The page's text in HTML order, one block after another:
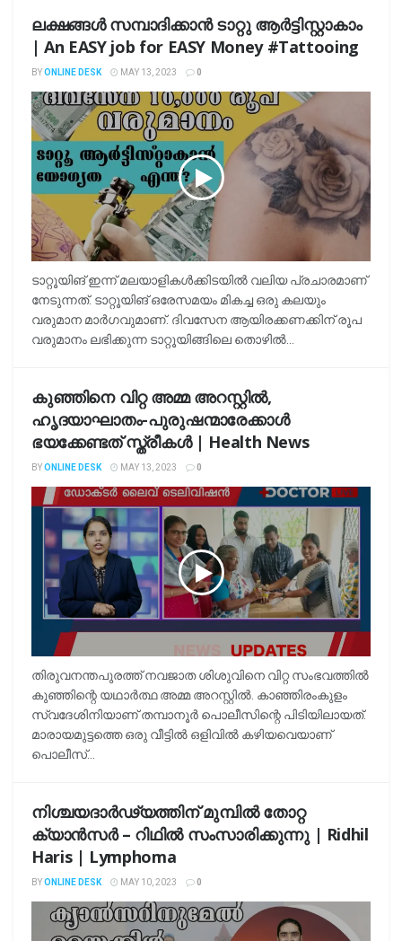
ലക്ഷങ്ങള്‍ സമ്പാദിക്കാന്‍ ടാറ്റു ആര്‍ട്ടിസ്റ്റാകാം
| An EASY job for EASY Money #Tattooing
BYONLINE DESK MAY 13, 2023 0
ടാറ്റൂയിങ് ഇന്ന് മലയാളികള്‍ക്കിടയില്‍ വലിയ പ്രചാരമാണ്
നേടുന്നത്. ടാറ്റൂയിങ് ഒരേസമയം മികച്ച ഒരു കലയും
വരുമാന മാര്‍ഗവുമാണ്. ദിവസേന ആയിരക്കണക്കിന് രൂപ
വരുമാനം ലഭിക്കുന്ന ടാറ്റൂയിങ്ങിലെ തൊഴില്‍...
കുഞ്ഞിനെ വിറ്റ അമ്മ അറസ്റ്റില്‍,
ഹൃദയാഘാതം-പുരുഷന്മാരേക്കാള്‍
ഭയക്കേണ്ടത് സ്ത്രീകള്‍ | Health News
BYONLINE DESK MAY 13, 2023 0
തിരുവനന്തപുരത്ത് നവജാത ശിശുവിനെ വിറ്റ സംഭവത്തില്‍
കുഞ്ഞിന്റെ യഥാര്‍ത്ഥ അമ്മ അറസ്റ്റില്‍. കാഞ്ഞിരംകുളം
സ്വദേശിനിയാണ് തമ്പാനൂര്‍ പൊലീസിന്റെ പിടിയിലായത്.
മാരായമുട്ടത്തെ ഒരു വീട്ടില്‍ ഒളിവില്‍ കഴിയവെയാണ്
പൊലീസ്...
നിശ്ചയദാര്‍ഢ്യത്തിന് മുമ്പില്‍ തോറ്റ
ക്യാന്‍സര്‍ – റിഥില്‍ സംസാരിക്കുന്നു | Ridhil
Haris | Lymphoma
BYONLINE DESK MAY 10, 2023 0